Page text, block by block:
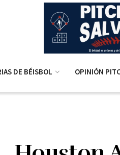
DE BÉISBOL OPINIÓN